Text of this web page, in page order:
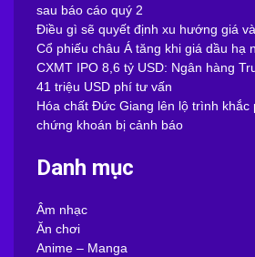
sau báo cáo quý 2
Điều gì sẽ quyết định xu hướng giá
Cổ phiếu châu Á tăng khi giá dầu hạ
CXMT IPO 8,6 tỷ USD: Ngân hàng
41 triệu USD phí tư vấn
Hóa chất Đức Giang lên lộ trình khắc
chứng khoán bị cảnh báo
Danh mục
Âm nhạc
Ăn chơi
Anime – Manga